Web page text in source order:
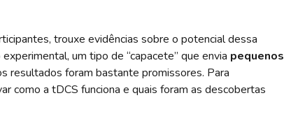
trouxe evidências sobre o potencial dessa
um tipo de “capacete” que envia pequenos
resultados foram bastante promissores. Para
como a tDCS funciona e quais foram as descobertas